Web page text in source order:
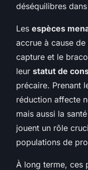
déséquilibres
Les espèces
accrue à cause
capture et le
leur statut de
précaire. Prenant
réduction affecte
mais aussi la
jouent un rôle
populations de
À long terme, ces